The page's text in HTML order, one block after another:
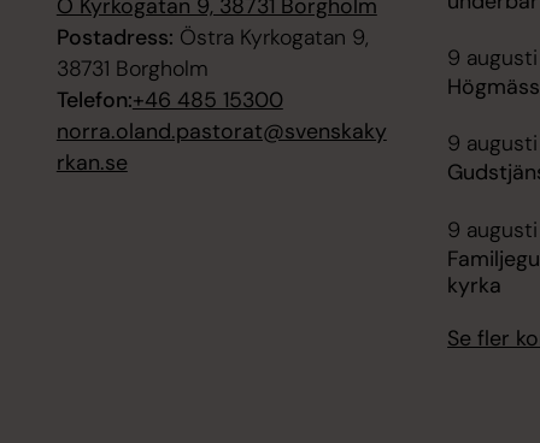
Postadress: Östra Kyrkogatan 9,
38731 Borgholm
Telefon:+46 485 15300
norra.oland.pastorat@svenskaky
rkan.se
9
9
9 augusti
kyrka
Se fler